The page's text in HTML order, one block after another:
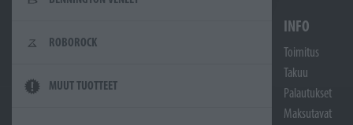
ROBOROCK
MUUT TUOTTEET
INFO
Toimitus
Takuu
Palautukset
Maksutavat